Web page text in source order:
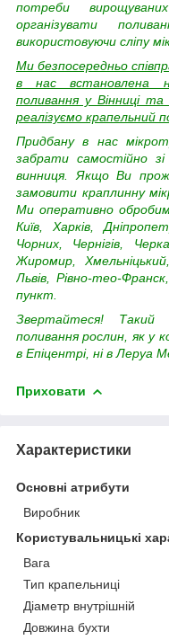
потреби
організувати
використовуючи сліпу
Ми безпосередньо
в нас встановлена
поливання у Вінниці
реалізуємо крапельний
Придбану в нас
забрати самостійно
винниця. Якщо Ви
замовити краплинну
Ми оперативно
Київ, Харків,
Чорних, Чернігів,
Жиромир,
Львів, Рівно-тео-
пункт.
Звертайтеся! Такий
поливання рослин, як у
в Епіцентрі, ні в Леруа
Приховати
Характеристики
Основні атрибути
Виробник
Користувальницькі
Вага
Тип крапельниці
Діаметр внутрішній
Довжина бухти